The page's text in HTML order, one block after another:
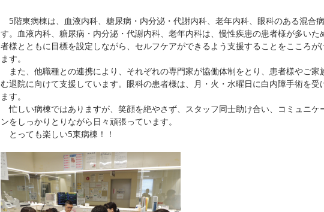
5階東病棟は、血液内科、糖尿病・内分泌・代謝内科、老年内科、眼科のある混合
す。血液内科、糖尿病・内分泌・代謝内科、老年内科は、慢性疾患の患者様が多いた
者様とともに目標を設定しながら、セルフケアができるよう支援することをこころが
ます。
また、他職種との連携により、それぞれの専門家が協働体制をとり、患者様やご家
む退院に向けて支援しています。眼科の患者様は、月・火・水曜日に白内障手術を受
ます。
忙しい病棟ではありますが、笑顔を絶やさず、スタッフ同士助け合い、コミュニケ
ンをしっかりとりながら日々頑張っています。
とっても楽しい5東病棟！！